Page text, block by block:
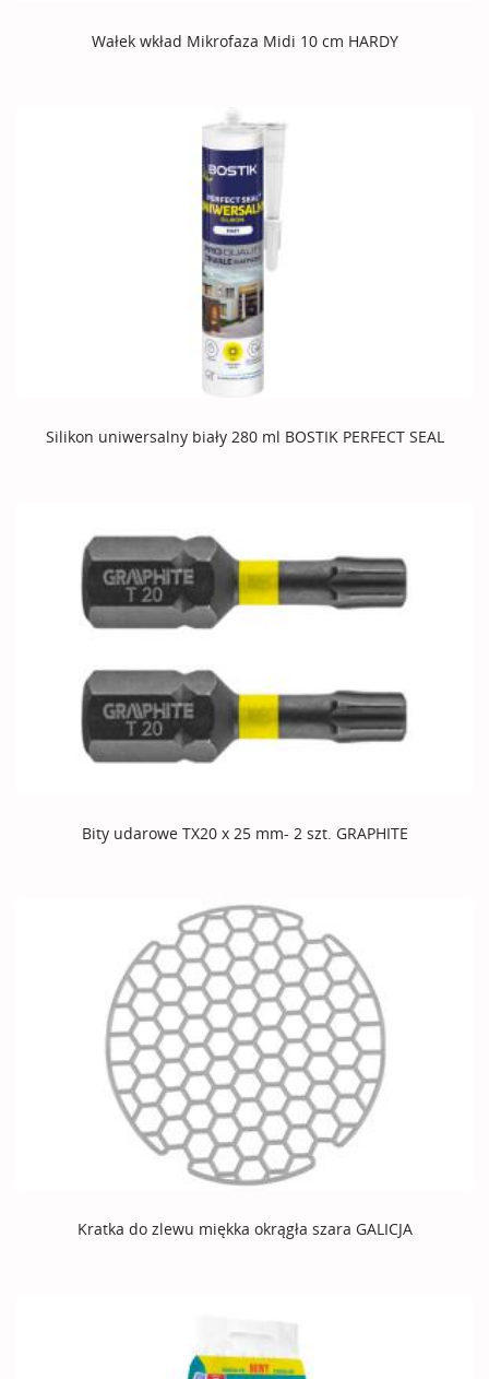
Wałek wkład Mikrofaza Midi 10 cm HARDY
Silikon uniwersalny biały 280 ml BOSTIK PERFECT SEAL
Bity udarowe TX20 x 25 mm- 2 szt. GRAPHITE
Kratka do zlewu miękka okrągła szara GALICJA